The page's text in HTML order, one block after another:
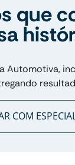
que
Automotiva,
COM